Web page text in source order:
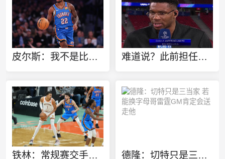
皮尔斯：我不是比较天赋 但华莱士该像哈登一样离开雷霆 难道说？此前担任欧冠特邀嘉宾 转播方将字母哥标为凯尔特人球员
铁林：常规赛交手战绩并不重要 不然就该是马刺横扫雷霆了 德隆：切特只是三当家 若能换字母哥雷霆GM肯定会送走他